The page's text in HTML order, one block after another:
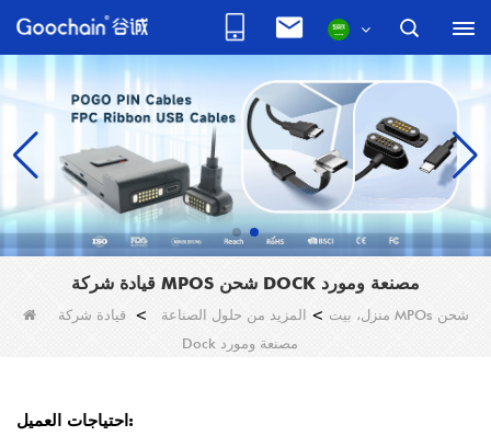
قيادة شركة MPOS شحن DOCK مصنعة ومورد
منزل، بيت > المزيد من حلول الصناعة >قيادة شركة MPOs شحن
Dock مصنعة ومورد
احتياجات العميل: